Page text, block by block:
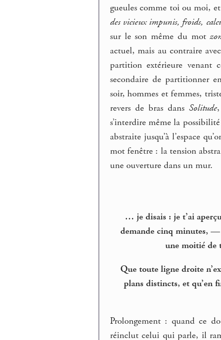
gueules comme toi ou moi,
des vicieux impunis, froids,
sur le son même du mot
actuel, mais au contraire
partition extérieure venant
secondaire de partitionner
soir, hommes et femmes,
revers de bras dansSolitude
s’interdire même la
abstraite jusqu’à l’espace
mot fenêtre : la tension
une ouverture dans un mur.
… je disais : je t’ai
demande cinq minutes, —
une moitié de
Que toute ligne droite
plans distincts, et qu’en
Prolongement : quand ce
réinclut celui qui parle, il